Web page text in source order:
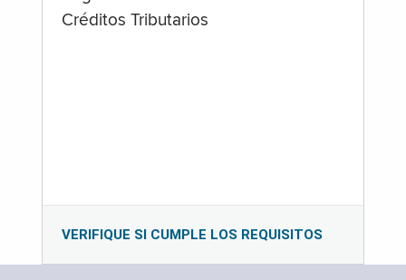
Créditos Tributarios
VERIFIQUE SI CUMPLE LOS REQUISITOS